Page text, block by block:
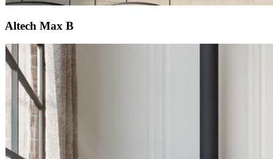
Altech Max B